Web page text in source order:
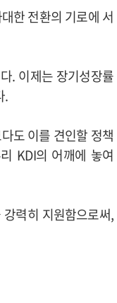
한 전환의 기로에 서
. 이제는 장기성장률
.
도 이를 견인할 정책
KDI의 어깨에 놓여
력히 지원함으로써,